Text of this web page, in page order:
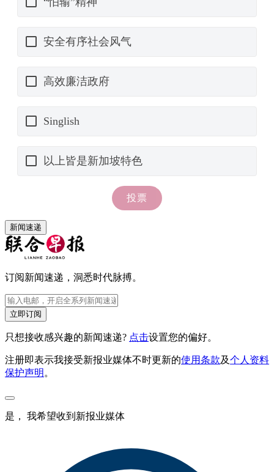
新闻速递
订阅新闻速递，洞悉时代脉搏。
立即订阅
只想接收感兴趣的新闻速递? 点击设置您的偏好。
注册即表示我接受新报业媒体不时更新的使用条款及个人资料
保护声明 。
是， 我希望收到新报业媒体